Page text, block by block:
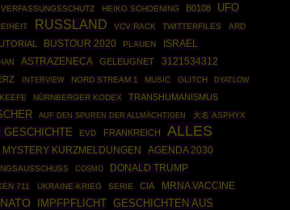
VERFASSUNGSSCHUTZ HEIKO SCHOENING B0108 UFO
RUSSLAND VCV RACK TWITTERFILES
ARD
BUSTOUR 2020 PLAUEN ISRAEL
ASTRAZENECA GELEUGNET 3121534312
INTERVIEW NORD STREAM 1 MUSIC GLITCH DYATLOW
NÜRNBERGER KODEX TRANSHUMANISMUS
AUF DEN SPUREN DER ALLMÄCHTIGEN 大名 ASPHYX
GESCHICHTE EVD FRANKREICH
ALLES
MYSTERY KURZMELDUNGEN AGENDA 2030
COSMO DONALD TRUMP
711 UKRAINE-KRIEG SERIE CIA
MRNA VACCINE
NATO IMPFPFLICHT GESCHICHTEN AUS